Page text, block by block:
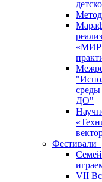
ДО"
Фестивали
VII